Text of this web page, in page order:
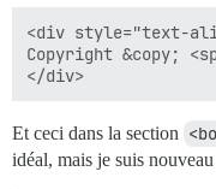
<div style="text-
Copyright &copy;
Et ceci dans la section
idéal, mais je suis